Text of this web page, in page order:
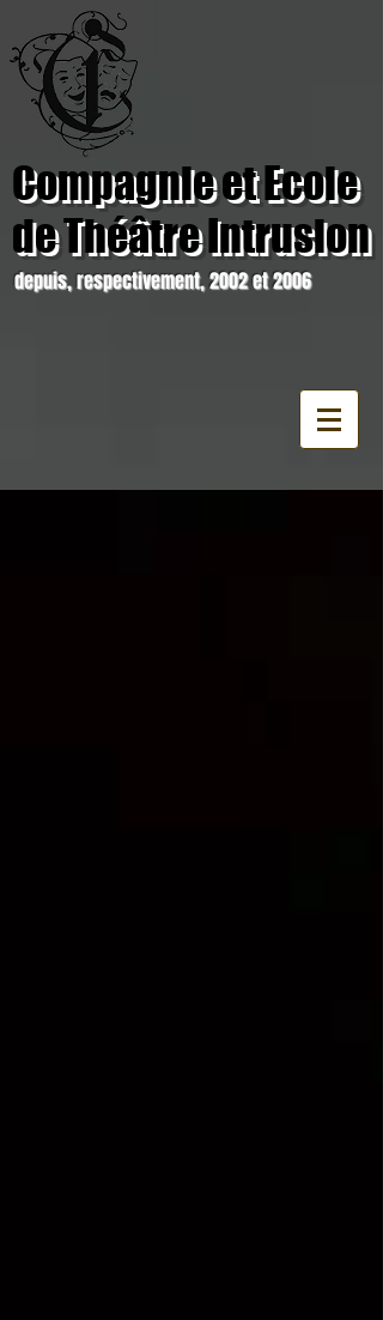
Compagnie et Ecole
de Théâtre Intrusion
depuis, respectivement, 2002 et 2006